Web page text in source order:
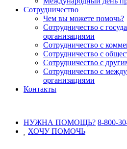
Сотрудничество
Чем вы можете помочь?
Сотрудничество с
организациями
Сотрудничество с
Сотрудничество с
Сотрудничество с
Сотрудничество с
организациями
Контакты
НУЖНА ПОМОЩЬ? 8-800-
ХОЧУПОМОЧЬ